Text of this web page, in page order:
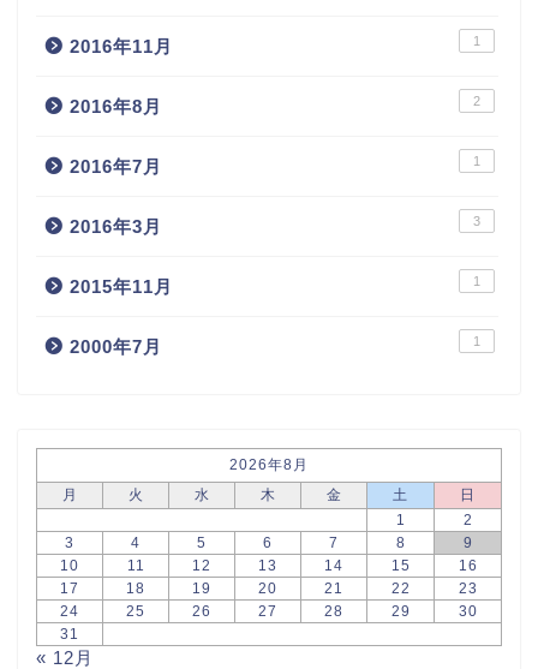
2016年11月 1
2016年8月 2
2016年7月 1
2016年3月 3
2015年11月 1
2000年7月 1
2026年8月
月
火 水 木 金 土
日
1
2
3
4 5 6 7 8
9
10
11 12 13 14 15
16
17
18 19 20 21 22
23
24
25 26 27 28 29
30
31
« 12月